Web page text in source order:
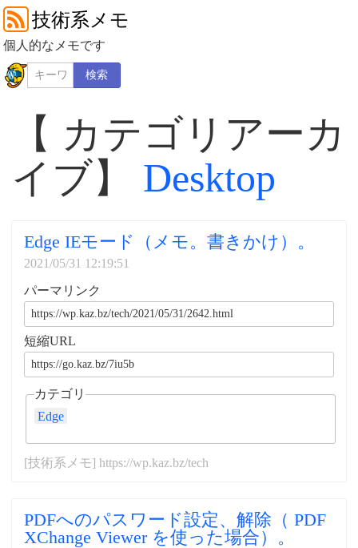
技術系メモ
個人的なメモです
検索
【 カテゴリアーカ
イブ】 Desktop
Edge IEモード（メモ。書きかけ）。
2021/05/31 12:19:51
パーマリンク
短縮URL
カテゴリ
Edge
[技術系メモ] https://wp.kaz.bz/tech
PDFへのパスワード設定、解除（ PDF
XChange Viewer を使った場合）。